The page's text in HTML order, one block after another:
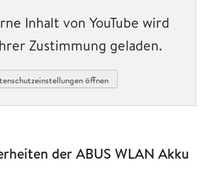
Inhalt von YouTube wird
Zustimmung geladen.
öffnen
der ABUS WLAN Akku